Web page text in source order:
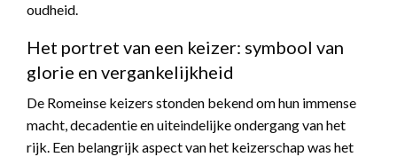
oudheid.
Het portret van een keizer: symbool van
glorie en vergankelijkheid
De Romeinse keizers stonden bekend om hun immense
macht, decadentie en uiteindelijke ondergang van het
rijk. Een belangrijk aspect van het keizerschap was het